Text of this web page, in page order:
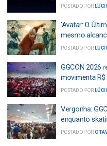
POSTADO POR
‘Avatar: O
mesmo
POSTADO POR
GGCON 2026
movimenta
POSTADO POR
Vergonha:
enquanto
POSTADO POR